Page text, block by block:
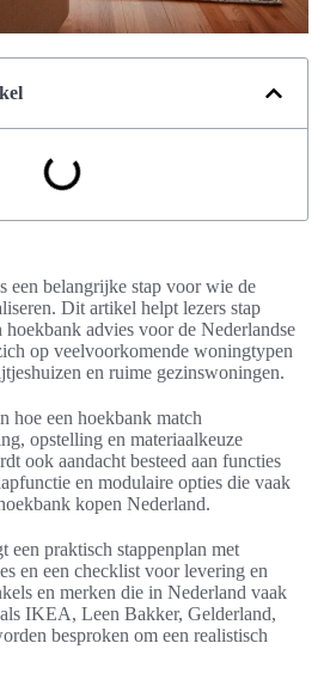
een belangrijke stap voor wie de
Dit artikel helpt lezers stap
advies voor de Nederlandse
op veelvoorkomende woningtypen
en ruime gezinswoningen.
hoe een hoekbank match
opstelling en materiaalkeuze
ook aandacht besteed aan functies
en modulaire opties die vaak
kopen Nederland.
een praktisch stappenplan met
en een checklist voor levering en
en merken die in Nederland vaak
IKEA, Leen Bakker, Gelderland,
besproken om een realistisch